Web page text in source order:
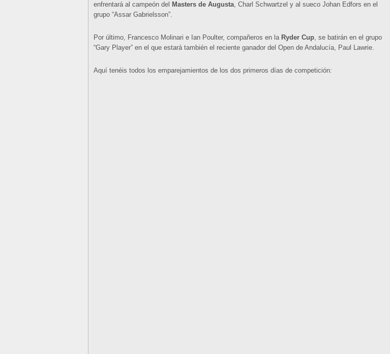
enfrentará al campeón del Masters de Augusta, Charl Schwartzel y al sueco Johan Edfors en el
grupo “Assar Gabrielsson”.
Por último, Francesco Molinari e Ian Poulter, compañeros en la Ryder Cup, se batirán en el grupo
“Gary Player” en el que estará también el reciente ganador del Open de Andalucía, Paul Lawrie.
Aquí tenéis todos los emparejamientos de los dos primeros días de competición: